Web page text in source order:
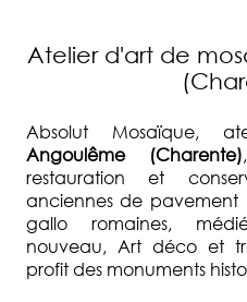
Atelier d'art de
Absolut Mosaïque,
Angoulême (Charente)
restauration et
anciennes de pavement
gallo romaines,
nouveau, Art déco et
profit des monuments